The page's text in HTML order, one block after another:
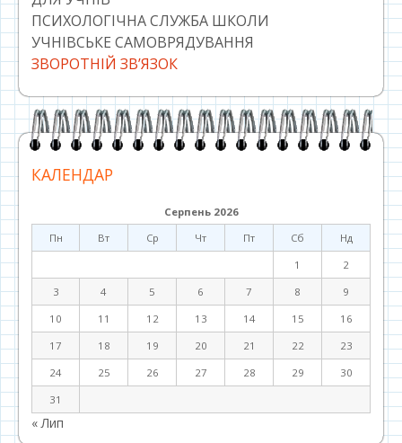
ПСИХОЛОГІЧНА СЛУЖБА ШКОЛИ
УЧНІВСЬКЕ САМОВРЯДУВАННЯ
ЗВОРОТНІЙ ЗВ’ЯЗОК
КАЛЕНДАР
Серпень 2026
Пн
Вт Ср Чт Пт Сб
Нд
1
2
3
4 5 6 7 8
9
10
11 12 13 14 15
16
17
18 19 20 21 22
23
24
25 26 27 28 29
30
31
« Лип